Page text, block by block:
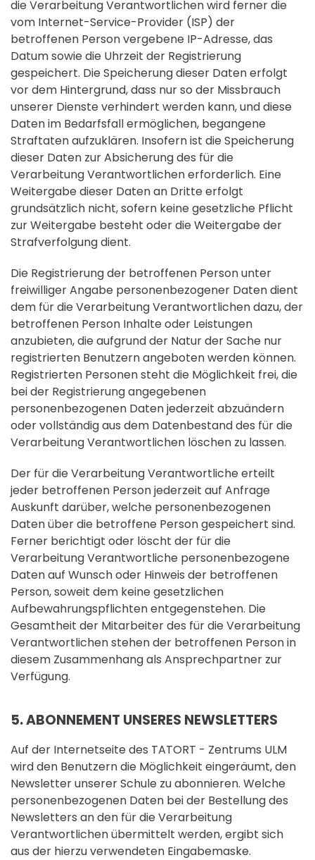
die Verarbeitung Verantwortlichen wird ferner die
vom Internet-Service-Provider (ISP) der
betroffenen Person vergebene IP-Adresse, das
Datum sowie die Uhrzeit der Registrierung
gespeichert. Die Speicherung dieser Daten erfolgt
vor dem Hintergrund, dass nur so der Missbrauch
unserer Dienste verhindert werden kann, und diese
Daten im Bedarfsfall ermöglichen, begangene
Straftaten aufzuklären. Insofern ist die Speicherung
dieser Daten zur Absicherung des für die
Verarbeitung Verantwortlichen erforderlich. Eine
Weitergabe dieser Daten an Dritte erfolgt
grundsätzlich nicht, sofern keine gesetzliche Pflicht
zur Weitergabe besteht oder die Weitergabe der
Strafverfolgung dient.
Die Registrierung der betroffenen Person unter
freiwilliger Angabe personenbezogener Daten dient
dem für die Verarbeitung Verantwortlichen dazu, der
betroffenen Person Inhalte oder Leistungen
anzubieten, die aufgrund der Natur der Sache nur
registrierten Benutzern angeboten werden können.
Registrierten Personen steht die Möglichkeit frei, die
bei der Registrierung angegebenen
personenbezogenen Daten jederzeit abzuändern
oder vollständig aus dem Datenbestand des für die
Verarbeitung Verantwortlichen löschen zu lassen.
Der für die Verarbeitung Verantwortliche erteilt
jeder betroffenen Person jederzeit auf Anfrage
Auskunft darüber, welche personenbezogenen
Daten über die betroffene Person gespeichert sind.
Ferner berichtigt oder löscht der für die
Verarbeitung Verantwortliche personenbezogene
Daten auf Wunsch oder Hinweis der betroffenen
Person, soweit dem keine gesetzlichen
Aufbewahrungspflichten entgegenstehen. Die
Gesamtheit der Mitarbeiter des für die Verarbeitung
Verantwortlichen stehen der betroffenen Person in
diesem Zusammenhang als Ansprechpartner zur
Verfügung.
5. ABONNEMENT UNSERES NEWSLETTERS
Auf der Internetseite des TATORT - Zentrums ULM
wird den Benutzern die Möglichkeit eingeräumt, den
Newsletter unserer Schule zu abonnieren. Welche
personenbezogenen Daten bei der Bestellung des
Newsletters an den für die Verarbeitung
Verantwortlichen übermittelt werden, ergibt sich
aus der hierzu verwendeten Eingabemaske.